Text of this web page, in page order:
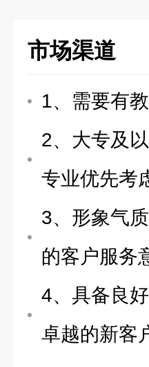
市场渠道
1、需要有
2、大专及
专业优先考
3、形象气
的客户服务
4、具备良
卓越的新客